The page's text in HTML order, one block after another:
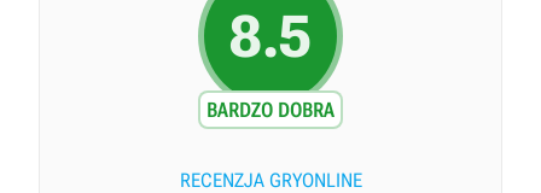
8.5
BARDZO DOBRA
RECENZJA GRYONLINE